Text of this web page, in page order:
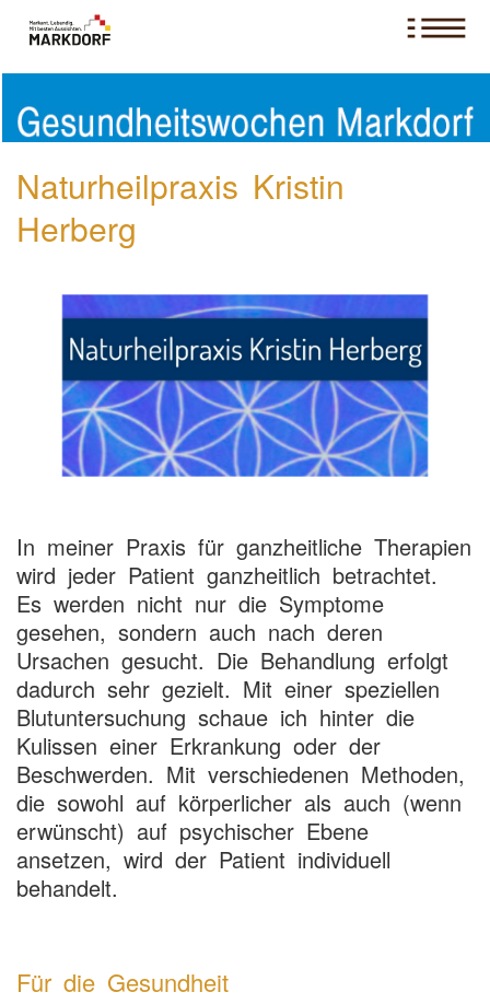
Naturheilpraxis Kristin
Herberg
In meiner Praxis für ganzheitliche Therapien
wird jeder Patient ganzheitlich betrachtet.
Es werden nicht nur die Symptome
gesehen, sondern auch nach deren
Ursachen gesucht. Die Behandlung erfolgt
dadurch sehr gezielt. Mit einer speziellen
Blutuntersuchung schaue ich hinter die
Kulissen einer Erkrankung oder der
Beschwerden. Mit verschiedenen Methoden,
die sowohl auf körperlicher als auch (wenn
erwünscht) auf psychischer Ebene
ansetzen, wird der Patient individuell
behandelt.
Für die Gesundheit